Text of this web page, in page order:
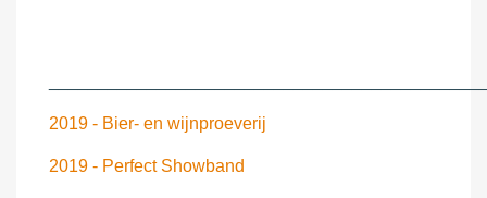
2019 - Bier- en wijnproeverij
2019 - Perfect Showband